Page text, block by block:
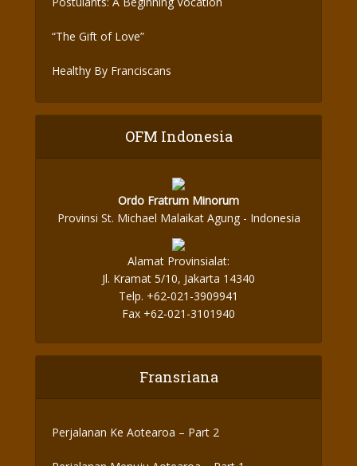
“The Gift of Love”
Healthy By Franciscans
OFM Indonesia
Ordo Fratrum Minorum
Provinsi St. Michael Malaikat Agung - Indonesia
Alamat Provinsialat:
Jl. Kramat 5/10, Jakarta 14340
Telp. +62-021-3909941
Fax +62-021-3101940
Fransriana
Perjalanan Ke Aotearoa – Part 2